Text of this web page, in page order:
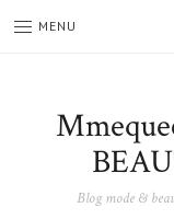
MENU
Blog mode &